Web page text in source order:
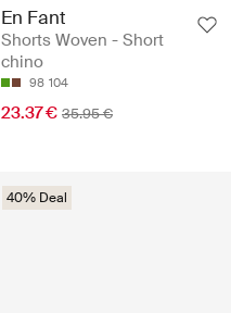
En Fant
Shorts Woven - Short
chino
98 104
23.37 € 35.95 €
40% Deal